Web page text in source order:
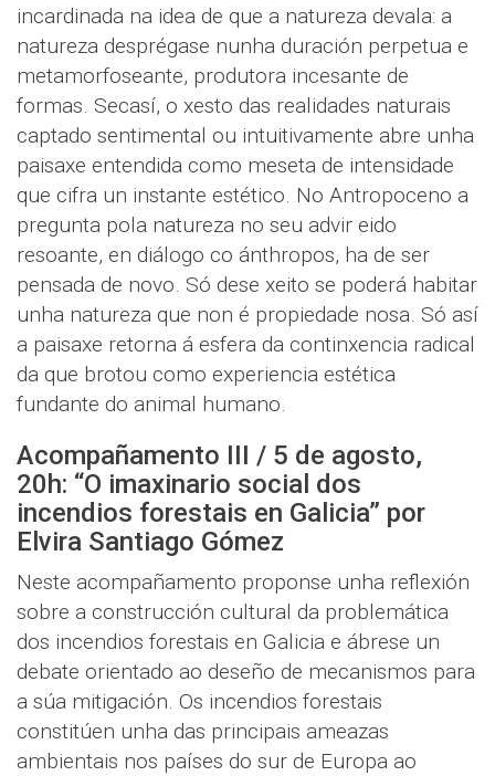
incardinada na idea de que a natureza devala: a
natureza desprégase nunha duración perpetua e
metamorfoseante, produtora incesante de
formas. Secasí, o xesto das realidades naturais
captado sentimental ou intuitivamente abre unha
paisaxe entendida como meseta de intensidade
que cifra un instante estético. No Antropoceno a
pregunta pola natureza no seu advir eido
resoante, en diálogo co ánthropos, ha de ser
pensada de novo. Só dese xeito se poderá habitar
unha natureza que non é propiedade nosa. Só así
a paisaxe retorna á esfera da continxencia radical
da que brotou como experiencia estética
fundante do animal humano.
Acompañamento III / 5 de agosto,
20h: “O imaxinario social dos
incendios forestais en Galicia” por
Elvira Santiago Gómez
Neste acompañamento proponse unha reflexión
sobre a construcción cultural da problemática
dos incendios forestais en Galicia e ábrese un
debate orientado ao deseño de mecanismos para
a súa mitigación. Os incendios forestais
constitúen unha das principais ameazas
ambientais nos países do sur de Europa ao